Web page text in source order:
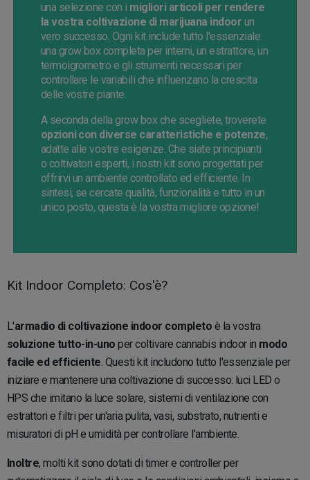
una selezione con i migliori articoli per rendere
la vostra coltivazione di marijuana indoor un
vero successo. Ogni kit include tutto l'essenziale:
una grow box completa per interni, un estrattore, un
termoigrometro e gli strumenti necessari per
controllare le variabili che influenzano la crescita
delle vostre piante.
A seconda della grow box che scegliete, troverete
opzioni con diverse caratteristiche e potenze,
adatte alle vostre esigenze. Che siate principianti
o coltivatori esperti, i nostri kit sono progettati per
offrirvi un ambiente controllato ed efficiente. In
sintesi, se cercate qualità, funzionalità e tutto in un
unico posto, questa è la vostra migliore opzione!
Kit Indoor Completo: Cos'è?
L'armadio di coltivazione indoor completo è la vostra
soluzione tutto-in-uno per coltivare cannabis indoor in modo
facile ed efficiente. Questi kit includono tutto l'essenziale per
iniziare e mantenere una coltivazione di successo: luci LED o
HPS che imitano la luce solare, sistemi di ventilazione con
estrattori e filtri per un'aria pulita, vasi, substrato, nutrienti e
misuratori di pH e umidità per controllare l'ambiente.
Inoltre, molti kit sono dotati di timer e controller per